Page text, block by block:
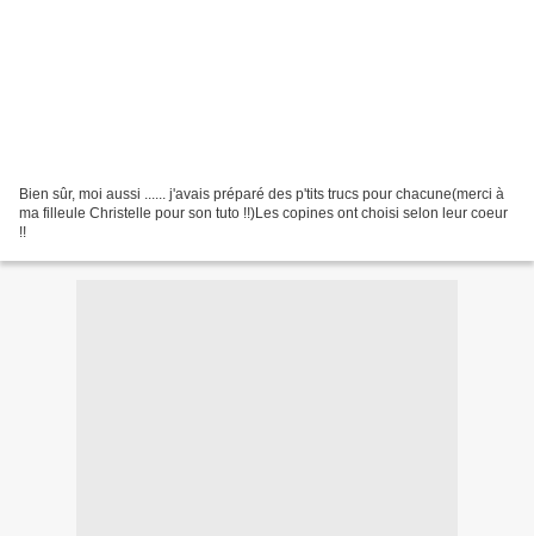
Bien sûr, moi aussi ...... j'avais préparé des p'tits trucs pour chacune(merci à
ma filleule Christelle pour son tuto !!)Les copines ont choisi selon leur coeur
!!